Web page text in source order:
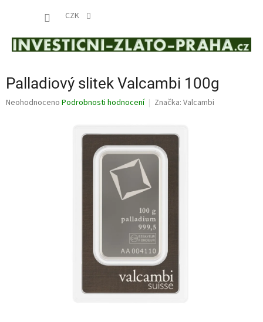
CZK
Palladiový slitek Valcambi 100g
Průměrné
Neohodnoceno Podrobnosti hodnocení Značka: Valcambi